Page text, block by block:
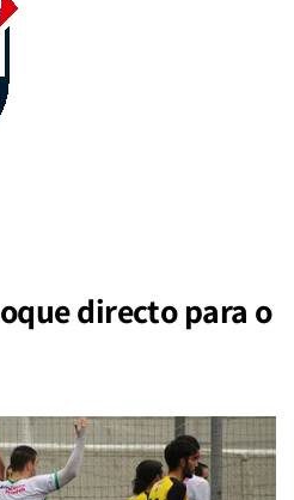
directo para o